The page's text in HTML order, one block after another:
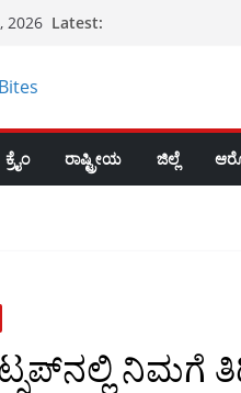
2026 Latest:
ಕ್ರೈಂ ರಾಷ್ಟ್ರೀಯ ಜಿಲ್ಲೆ
ನಿಮಗೆ